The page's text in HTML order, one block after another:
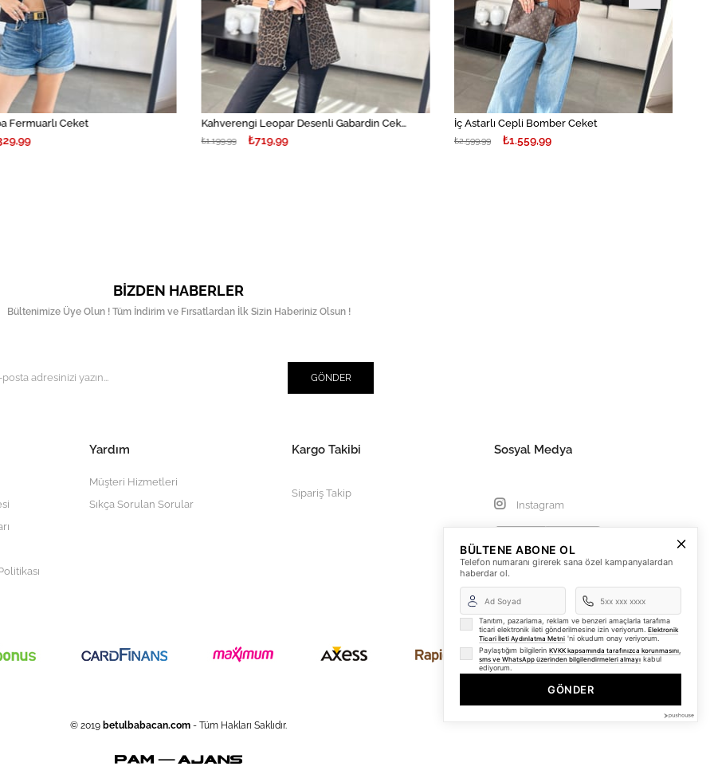
Fermuarlı Ceket Kahverengi Leopar Desenli Gabardin Ceket
₺719,99
₺1.199,99
İç Astarlı Cepli Bomber Ceket
₺1.559,99
₺2.599,99
BIZDEN HABERLER
Bültenimize Üye Olun ! Tüm İndirim ve Fırsatlardan İlk Sizin Haberiniz Olsun !
GÖNDER
Yardım
Müşteri Hizmetleri
Sıkça Sorulan Sorular
Kargo Takibi
Sipariş Takip
Sosyal Medya
Instagram
© 2019 betulbabacan.com - Tüm Hakları Saklıdır.
BÜLTENE ABONE OL
Telefon numaranı girerek sana özel kampanyalardan
haberdar ol.
Tanıtım, pazarlama, reklam ve benzeri amaçlarla tarafıma
ticari elektronik ileti gönderilmesine izin veriyorum. Elektronik
Ticari İleti Aydınlatma Metni 'ni okudum onay veriyorum.
Paylaştığım bilgilerin KVKK kapsamında tarafınızca korunmasını,
sms ve WhatsApp üzerinden bilgilendirmeleri almayı kabul
ediyorum.
GÖNDER